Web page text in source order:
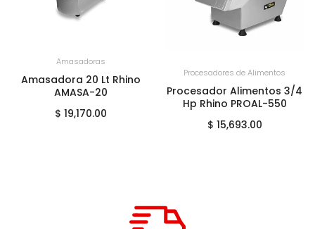
AGREGAR AL CARRITO
Amasadoras
Amasadora 20 Lt Rhino
AMASA-20
$ 19,170.00
+AGREGAR AL CARRITO
Procesadores de Alimentos
Procesador Alimentos 3/4
Hp Rhino PROAL-550
$ 15,693.00